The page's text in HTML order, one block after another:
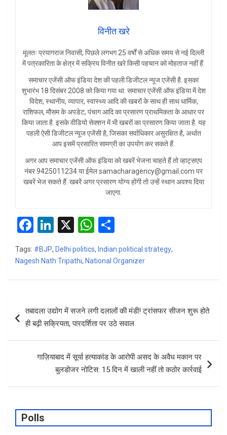
विनीत खरे
मूलतः प्रयागराज निवासी, पिछले लगभग 25 वर्षों से अधिक समय से नई दिल्ली
में पत्रकारिता के क्षेत्र में सक्रिय विनीत खरे किसी पहचान को मोहताज नहीं हैं.
समाचार एजेंसी ऑफ इंडिया देश की पहली डिजीटल न्यूज एजेंसी है. इसका
शुभारंभ 18 दिसंबर 2008 को किया गया था. समाचार एजेंसी ऑफ इंडिया में देश
विदेश, स्थानीय, व्यापार, स्वास्थ्य आदि की खबरों के साथ ही साथ धार्मिक,
राशिफल, मौसम के अपडेट, पंचाग आदि का प्रसारण प्राथमिकता के आधार पर
किया जाता है. इसके वीडियो सेक्शन में भी खबरों का प्रसारण किया जाता है. यह
पहली ऐसी डिजीटल न्यूज एजेंसी है, जिसका सर्वाधिकार असुरक्षित है, अर्थात
आप इसमें प्रसारित सामग्री का उपयोग कर सकते हैं.
अगर आप समाचार एजेंसी ऑफ इंडिया को खबरें भेजना चाहते हैं तो व्हाट्सएप
नंबर 9425011234 या ईमेल samacharagency@gmail.com पर
खबरें भेज सकते हैं. खबरें अगर प्रसारण योग्य होंगी तो उन्हें स्थान अवश्य दिया
जाएगा.
F
a
ce
o
k
Li
n
ke
X
W
h
at
p
p
ar
Tags: #BJP, Delhi politics, Indian political strategy,
Nagesh Nath Tripathi, National Organizer
navigation
तबादला उद्योग में सजने लगी दलालों की मंडी! ट्रांसफर सीजन शुरू होते
ही बढ़ी सक्रियता, पारदर्शिता पर उठे सवाल
गाज़ियाबाद में सूर्या हत्याकांड के आरोपी असद के अवैध मकान पर
बुलडोजर नोटिस: 15 दिन में खाली नहीं तो कठोर कार्रवाई
Polls